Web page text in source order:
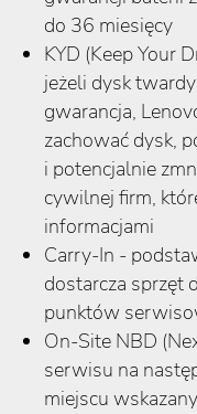
do 36 miesięcy
KYD (Keep Your
jeżeli dysk
gwarancja,
zachować dysk,
i potencjalnie
cywilnej firm,
informacjami
Carry-In -
dostarcza sprzęt
punktów
On-Site NBD
serwisu na
miejscu